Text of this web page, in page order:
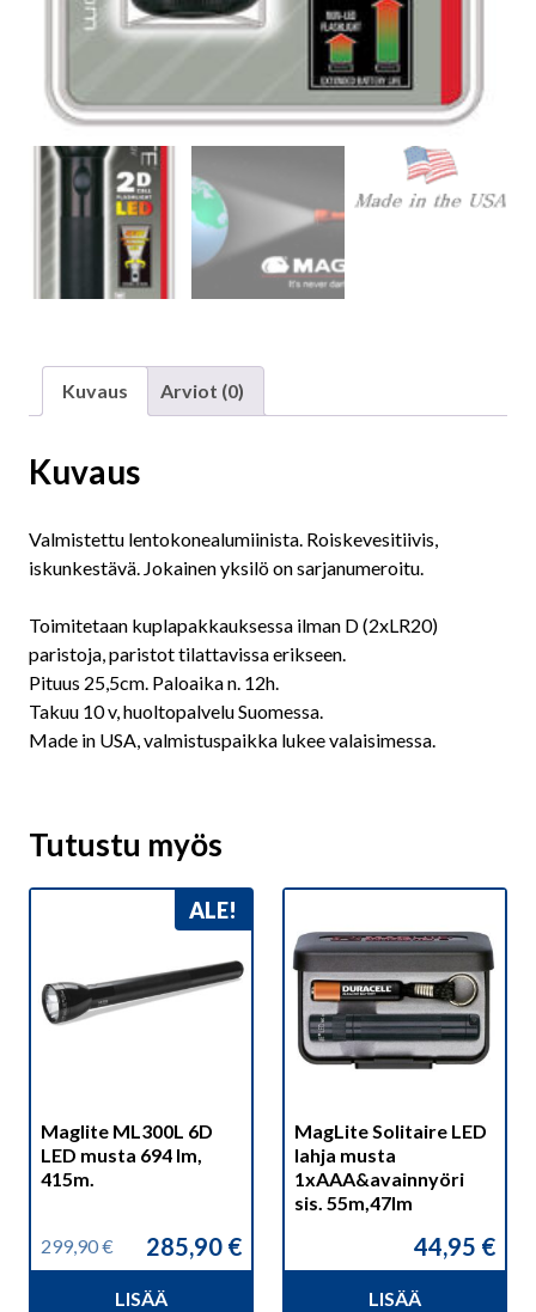
Kuvaus Arviot (0)
Kuvaus
Valmistettu lentokonealumiinista. Roiskevesitiivis,
iskunkestävä. Jokainen yksilö on sarjanumeroitu.
Toimitetaan kuplapakkauksessa ilman D (2xLR20)
paristoja, paristot tilattavissa erikseen.
Pituus 25,5cm. Paloaika n. 12h.
Takuu 10 v, huoltopalvelu Suomessa.
Made in USA, valmistuspaikka lukee valaisimessa.
Tutustu myös
ALE!
Maglite ML300L 6D
LED musta 694 lm,
415m.
299,90€
Alkuperäinen285,90 €
Nykyinen
LISÄÄ
MagLite Solitaire LED
lahja musta
1xAAA&avainnyöri
sis. 55m,47lm
44,95 €
LISÄÄ